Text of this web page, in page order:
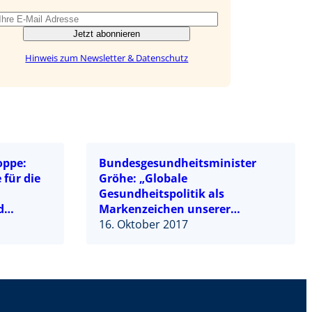
Jetzt abonnieren
Hinweis zum Newsletter & Datenschutz
für die
Bundesgesundheitsminister
Gröhe: „Globale
Gesundheitspolitik als
Markenzeichen unserer
internationalen Verantwortung“
16. Oktober 2017